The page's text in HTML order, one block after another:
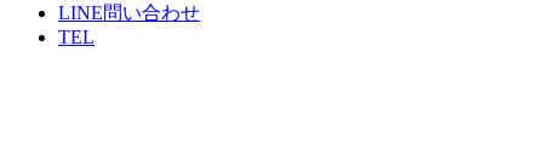
LINE問い合わせ
TEL